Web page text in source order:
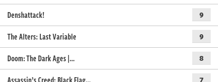
Denshattack! 9
The Alters: Last Variable 9
Doom: The Dark Ages |… 8
7